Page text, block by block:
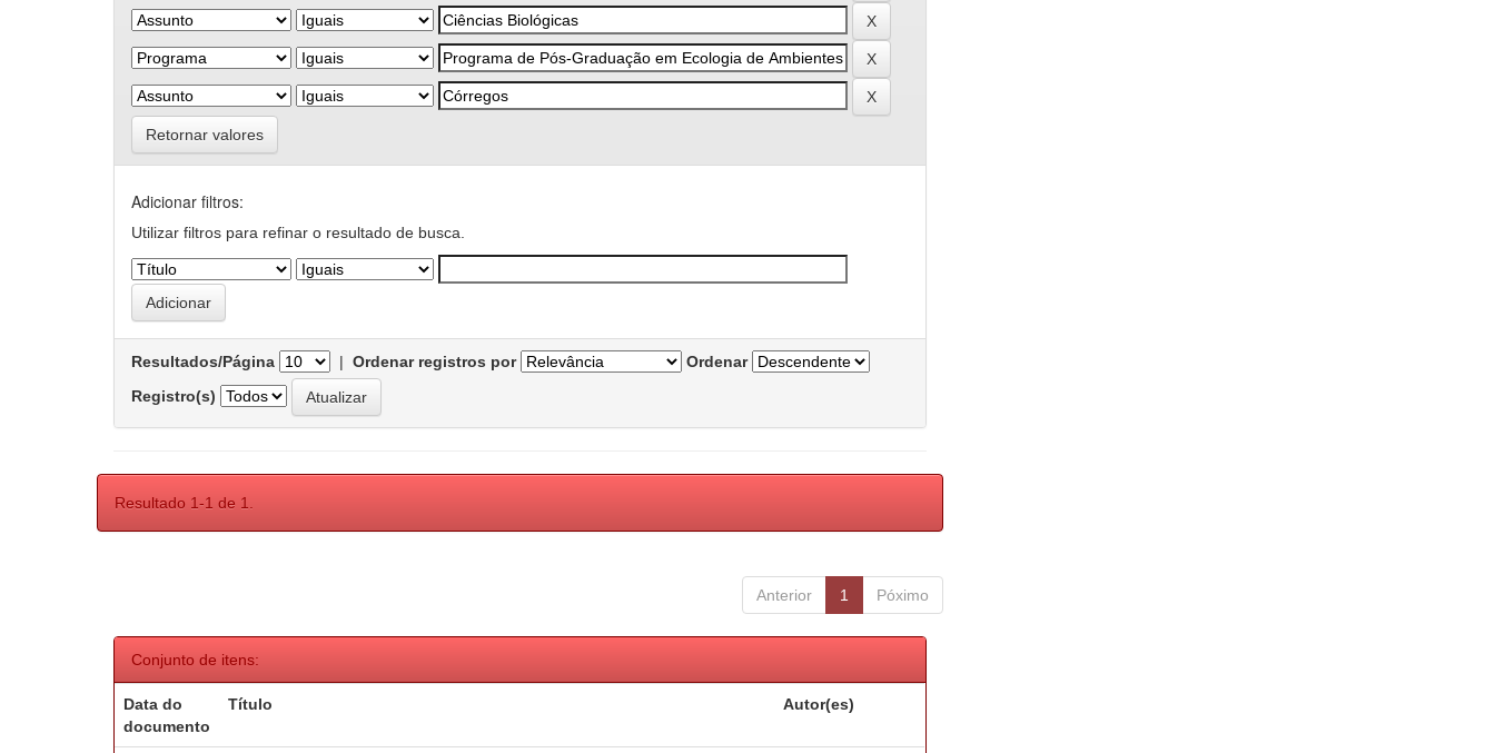
Retornar valores
Adicionar filtros:
Utilizar filtros para refinar o resultado de busca.
Resultados/Página | Ordenar registros por
Ordenar
Registro(s)
Resultado 1-1 de 1.
Anterior 1 Póximo
Conjunto de itens:
Data do
documento
Título Autor(es)